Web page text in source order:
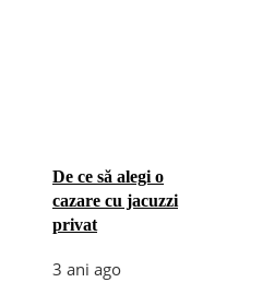
De ce să alegi o
cazare cu jacuzzi
privat
3 ani ago